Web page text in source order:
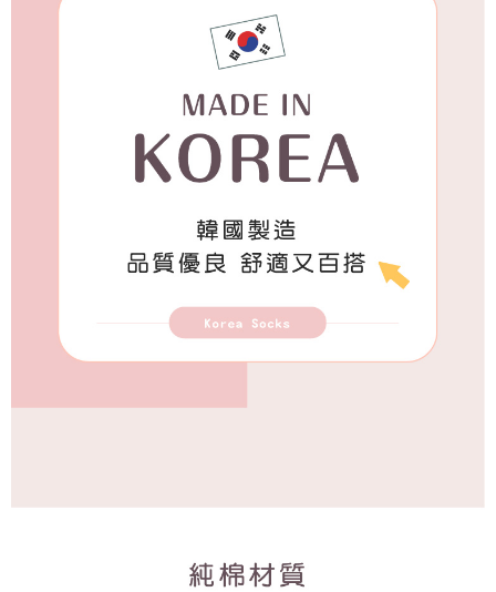
每筆NT$125，滿NT$1,500(含以上)免運費